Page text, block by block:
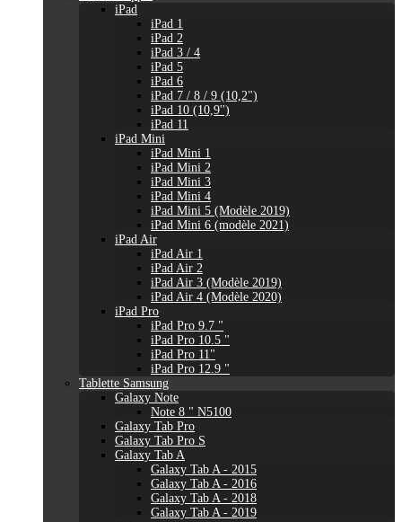
iPad
iPad 1
iPad 2
iPad 3 / 4
iPad 5
iPad 6
iPad 7 / 8 / 9 (10,2")
iPad 10 (10,9'')
iPad 11
iPad Mini
iPad Mini 1
iPad Mini 2
iPad Mini 3
iPad Mini 4
iPad Mini 5 (Modèle 2019)
iPad Mini 6 (modèle 2021)
iPad Air
iPad Air 1
iPad Air 2
iPad Air 3 (Modèle 2019)
iPad Air 4 (Modèle 2020)
iPad Pro
iPad Pro 9.7 "
iPad Pro 10.5 "
iPad Pro 11"
iPad Pro 12.9 "
Tablette Samsung
Galaxy Note
Note 8 " N5100
Galaxy Tab Pro
Galaxy Tab Pro S
Galaxy Tab A
Galaxy Tab A - 2015
Galaxy Tab A - 2016
Galaxy Tab A - 2018
Galaxy Tab A - 2019